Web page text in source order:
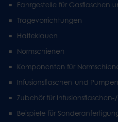
Fahrgestelle für Gasflaschen
Tragevorrichtungen
Halteklauen
Normschienen
Komponenten für
Infusionsflaschen-und
Zubehör für
Beispiele für